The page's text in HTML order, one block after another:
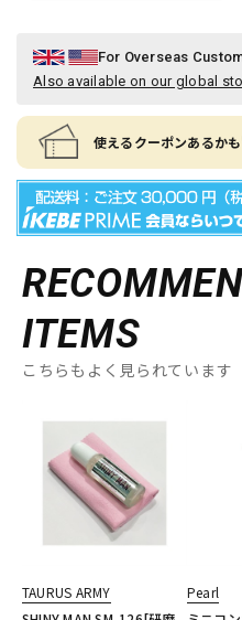
For Overseas
Also available on our global
使えるクーポンあるか
ITEMS
こちらもよく見られています
TAURUS ARMY
Pearl